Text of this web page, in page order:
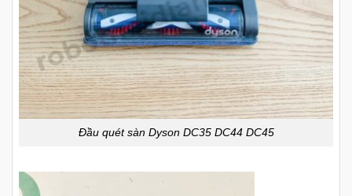
Đầu quét sàn Dyson DC35 DC44 DC45